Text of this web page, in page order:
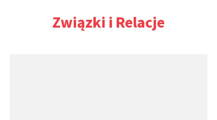
Związki i Relacje